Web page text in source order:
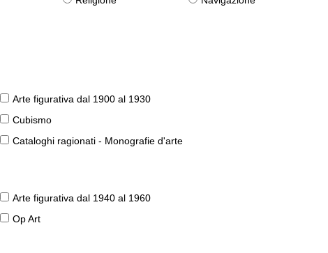
Arte figurativa dal 1900 al 1930
Cubismo
Cataloghi ragionati - Monografie d'arte
Arte figurativa dal 1940 al 1960
Op Art